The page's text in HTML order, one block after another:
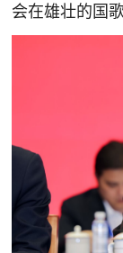
会在雄壮的国